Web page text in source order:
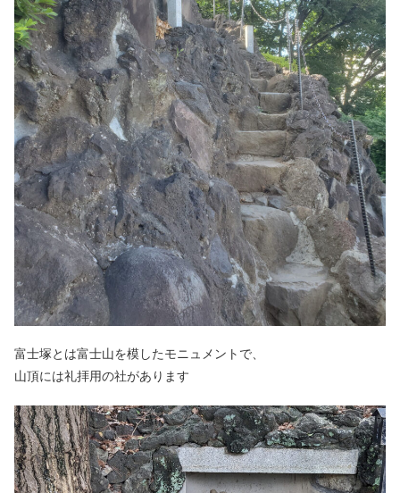
富士塚とは富士山を模したモニュメントで、
山頂には礼拝用の社があります